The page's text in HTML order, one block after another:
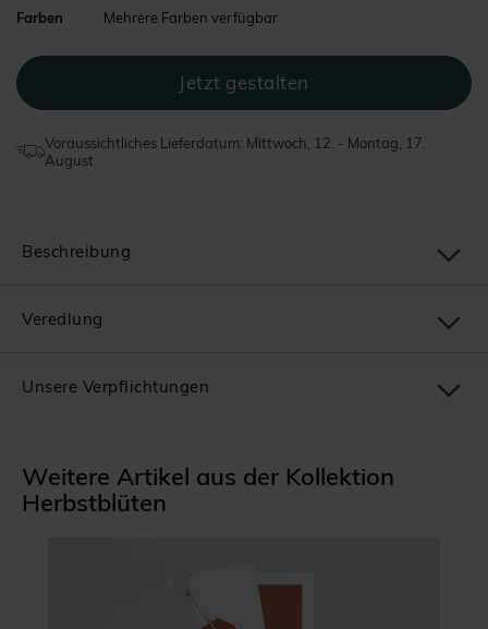
Farben Mehrere Farben verfügbar
Voraussichtliches Lieferdatum: Mittwoch, 12. - Montag, 17.
August
Weitere Artikel aus der Kollektion
Herbstblüten
Beschreibung
Veredlung
Unsere Verpflichtungen